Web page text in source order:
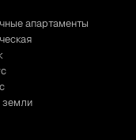
апартаменты
земли